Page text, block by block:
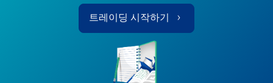
트레이딩 시작하기